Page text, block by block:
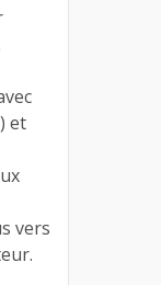
et
vers